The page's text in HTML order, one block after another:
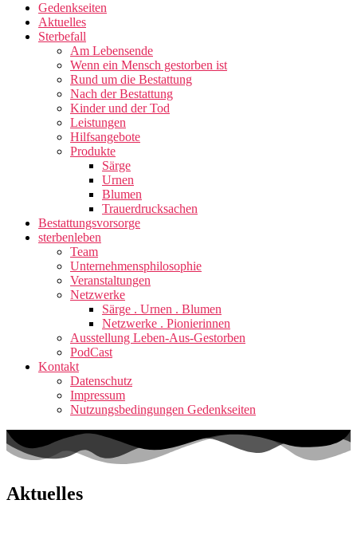
Gedenkseiten
Aktuelles
Sterbefall
Am Lebensende
Wenn ein Mensch gestorben ist
Rund um die Bestattung
Nach der Bestattung
Kinder und der Tod
Leistungen
Hilfsangebote
Produkte
Särge
Urnen
Blumen
Trauerdrucksachen
Bestattungsvorsorge
sterbenleben
Team
Unternehmensphilosophie
Veranstaltungen
Netzwerke
Särge . Urnen . Blumen
Netzwerke . Pionierinnen
Ausstellung Leben-Aus-Gestorben
PodCast
Kontakt
Datenschutz
Impressum
Nutzungsbedingungen Gedenkseiten
Aktuelles